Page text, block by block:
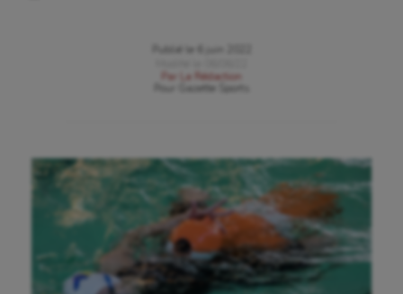
Publié le
Par
La Rédaction
Gazette Sports